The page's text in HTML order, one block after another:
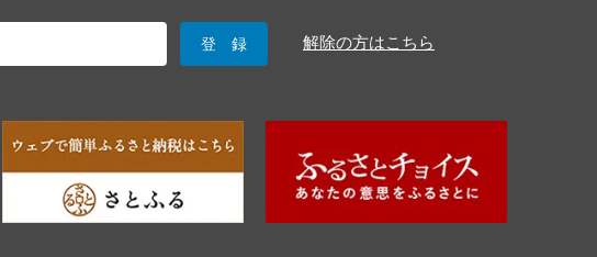
解除の方はこちら